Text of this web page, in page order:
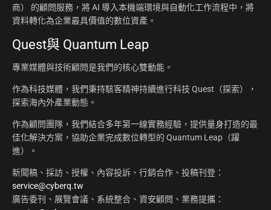
商） 的顧問服務，將 AI 導入本機端環境與自動化工作流程中，將
資料轉化為企業最具價值的數位資產。
Quest與 Quantum Leap
專業媒體與技術顧問是我們的核心雙動能。
作為科技媒體，我們秉持駭客精神持續進行科技 Quest（探索），
探索海內外產業動態。
作為顧問團隊，我們結合多年第一線實務經驗，提供量身打造的最
佳化解決方案，協助企業完成數位轉型的 Quantum Leap（躍
進）。
新聞稿、採訪、授權、內容投訴、行銷合作、投稿刊登：
service@cyberq.tw
廣告委刊、展覽會議、系統整合、資安顧問、業務提攜：